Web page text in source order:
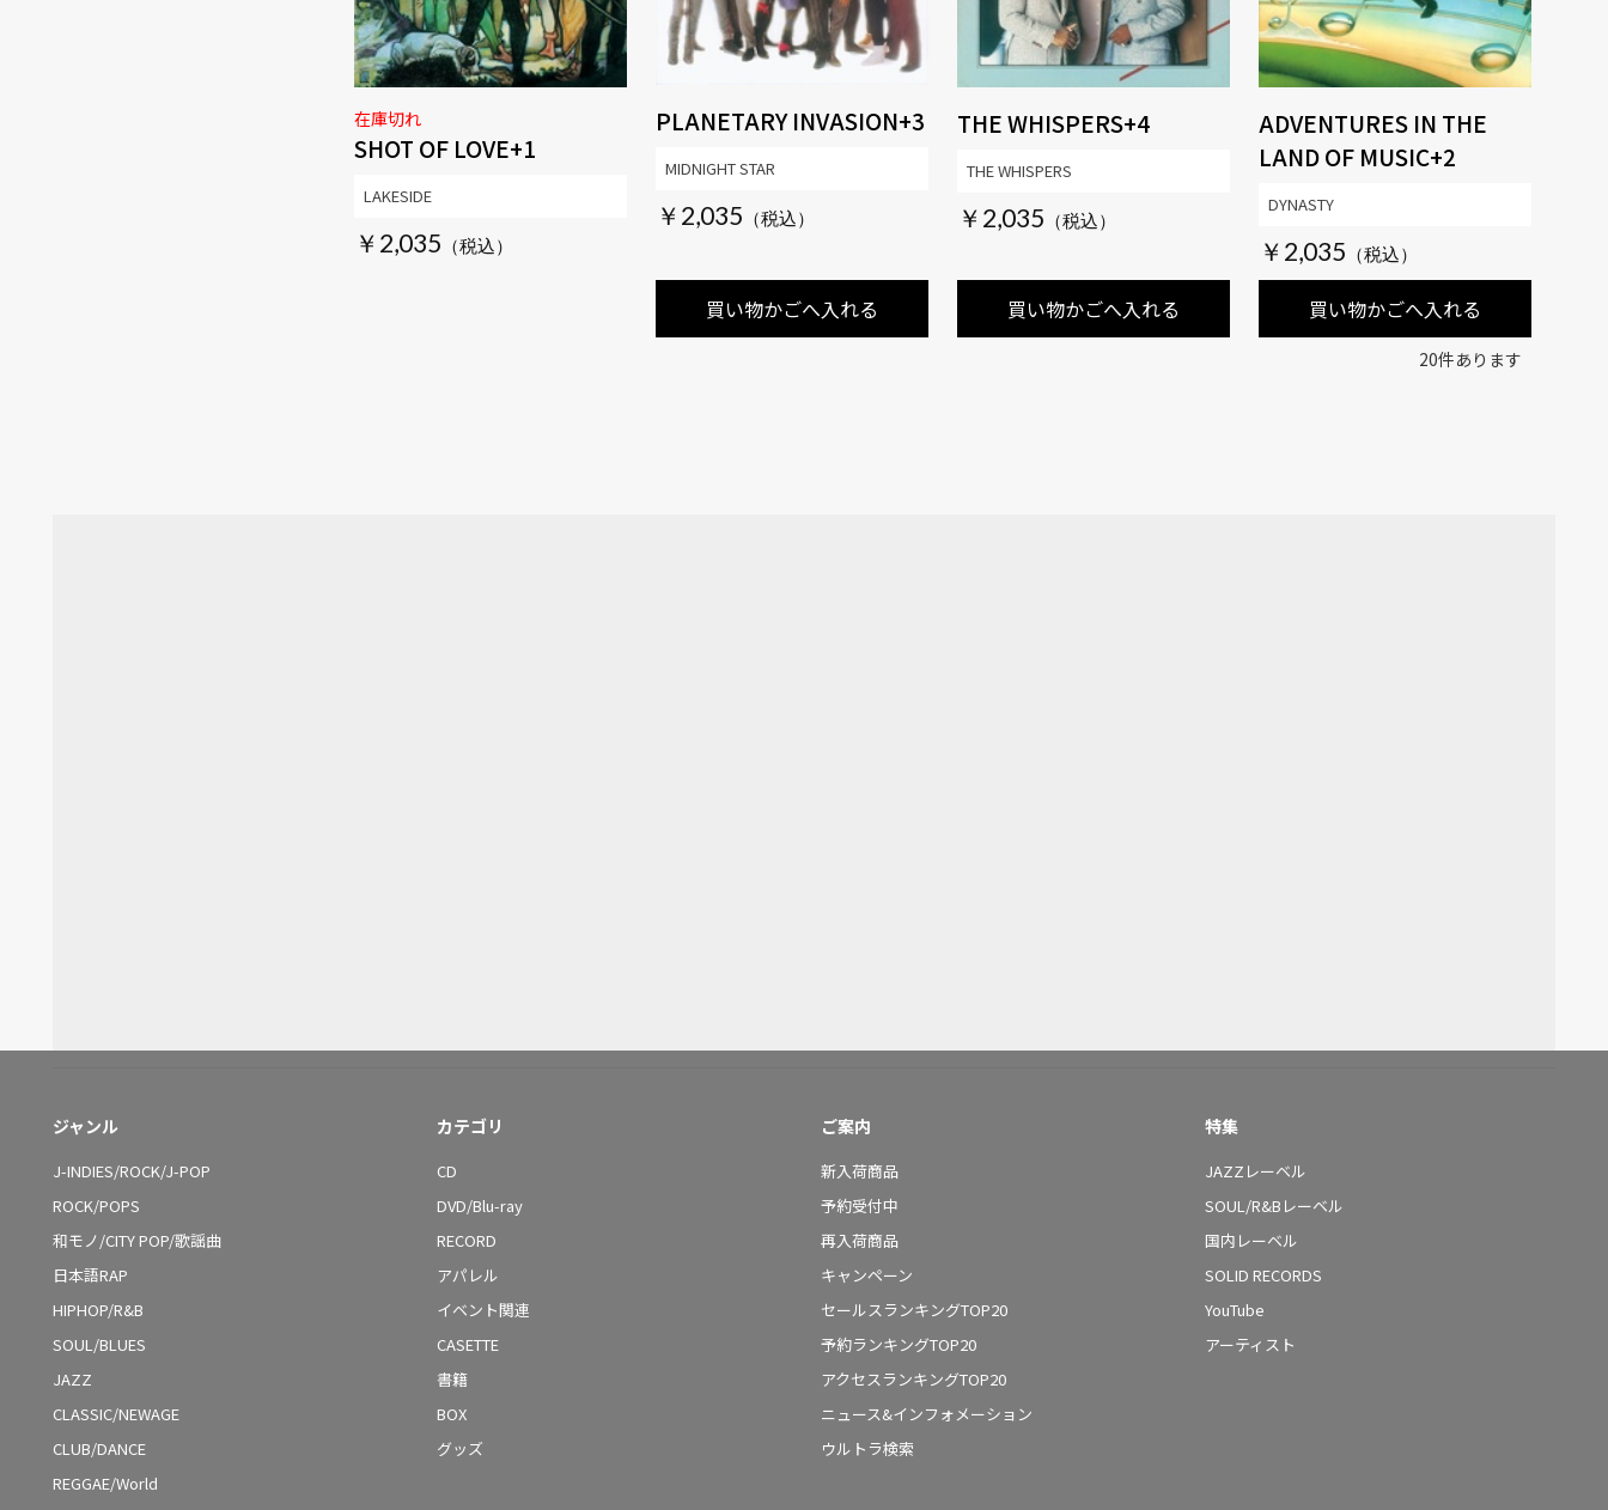
SHOT OF LOVE+1
在庫切れ
￥2,035
LAKESIDE
PLANETARY INVASION+3
￥2,035
買い物かごへ入れる
MIDNIGHT STAR
THE WHISPERS+4
￥2,035
買い物かごへ入れる
THE WHISPERS
ADVENTURES IN THE
LAND OF MUSIC+2
￥2,035
買い物かごへ入れる
DYNASTY
20件あります
ジャンル
J-INDIES/ROCK/J-POP
ROCK/POPS
和モノ/CITY POP/歌謡曲
日本語RAP
HIPHOP/R&B
SOUL/BLUES
JAZZ
CLASSIC/NEWAGE
CLUB/DANCE
REGGAE/World
カテゴリ
CD
DVD/Blu-ray
RECORD
アパレル
イベント関連
CASETTE
書籍
BOX
グッズ
ご案内
新入荷商品
予約受付中
再入荷商品
キャンペーン
セールスランキングTOP20
予約ランキングTOP20
アクセスランキングTOP20
ニュース&インフォメーション
ウルトラ検索
特集
JAZZレーベル
SOUL/R&Bレーベル
国内レーベル
SOLID RECORDS
YouTube
アーティスト